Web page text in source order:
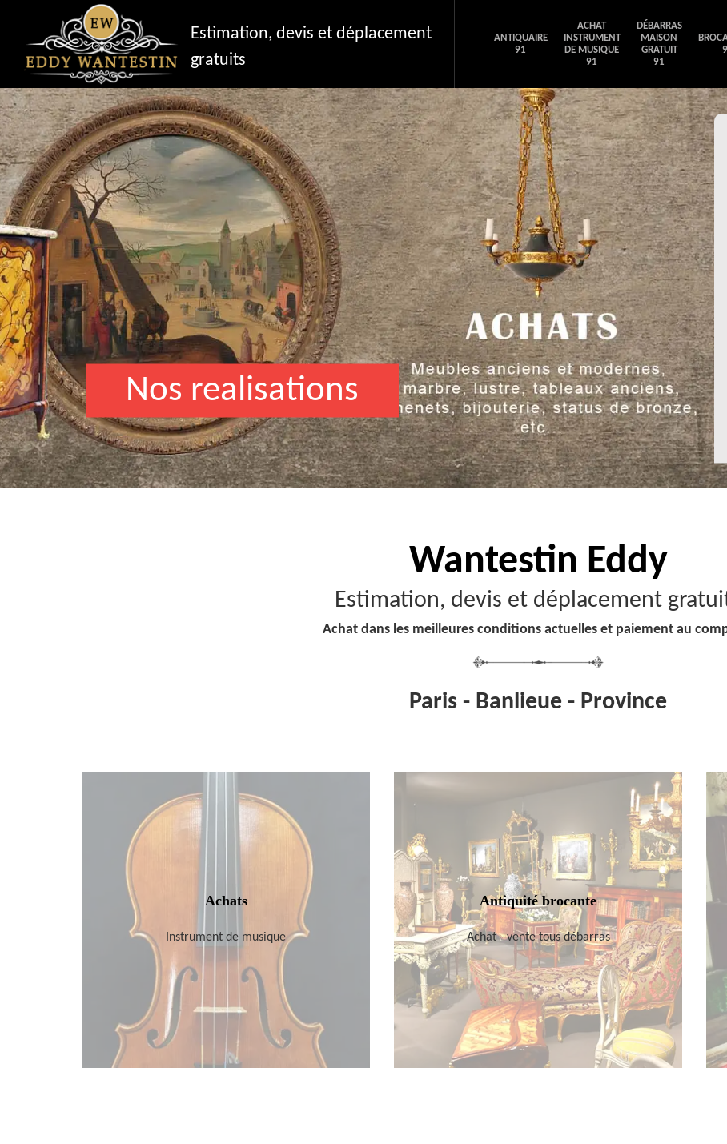
Estimation, devis et déplacement
gratuits
ANTIQUAIRE
91
ACHAT
INSTRUMENT
DE MUSIQUE
91
DÉBARRAS
MAISON
GRATUIT
91
Nos realisations
Wantestin Eddy
Estimation, devis et déplacement
Achat dans les meilleures conditions actuelles et paiement au
Paris - Banlieue - Province
Achats
Instrument de musique
Antiquité brocante
Achat - vente tous débarras